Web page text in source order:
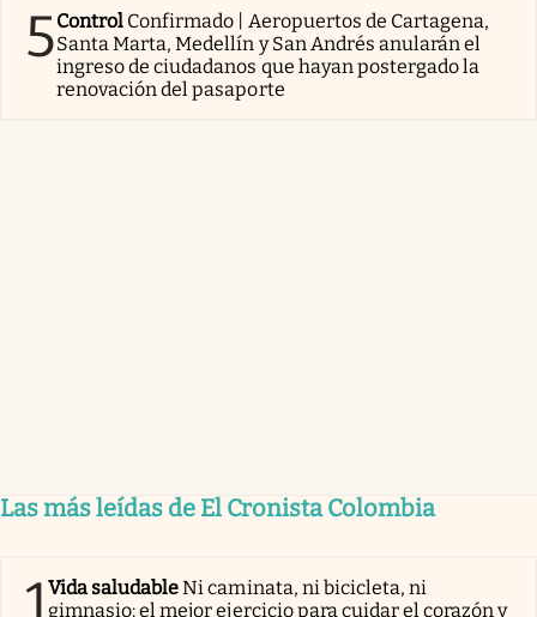
5Control Confirmado | Aeropuertos de Cartagena,
Santa Marta, Medellín y San Andrés anularán el
ingreso de ciudadanos que hayan postergado la
renovación del pasaporte
Las más leídas de El Cronista Colombia
Vida saludableNi caminata, ni bicicleta, ni
gimnasio: el mejor ejercicio para cuidar el corazón y